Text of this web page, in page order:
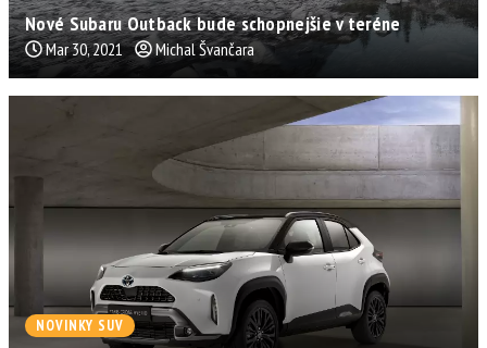
Nové Subaru Outback bude schopnejšie v teréne
Mar 30, 2021 Michal Švančara
NOVINKY SUV